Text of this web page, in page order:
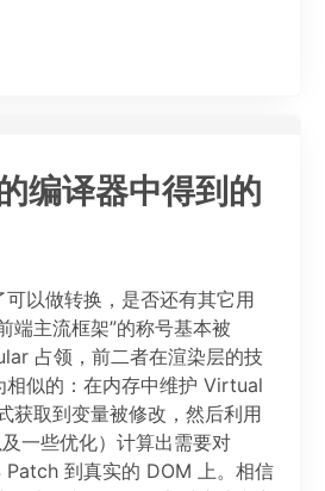
编译器中得到的
以做转换，是否还有其它用
端主流框架”的称号基本被
占领，前二者在渲染层的技
相似的：在内存中维护 Virtual
获取到变量被修改，然后利用
一些优化）计算出需要对
Patch 到真实的 DOM 上。相信